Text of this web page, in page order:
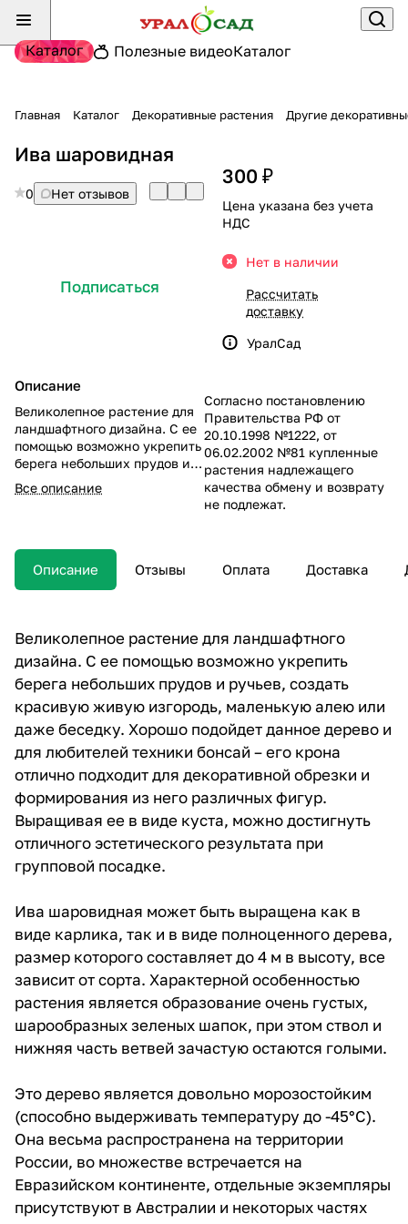
Каталог Полезные видеоКаталог
Главная Каталог Декоративные растения Другие
Ива шаровидная
0 Нет отзывов
Подписаться
Описание
Великолепное растение для
ландшафтного дизайна. С ее
помощью возможно укрепить
берега небольших прудов и
ручьев, создать красивую
живую изгородь, маленькую
дерево и для любителей
техники бонсай – его крона
отлично подходит для
различных фигур.
Все описание
300 ₽
Цена указана без учета
НДС
Нет в наличии
Рассчитать
доставку
УралСад
Согласно постановлению
Правительства РФ от
20.10.1998 №1222, от
06.02.2002 №81 купленные
растения надлежащего
качества обмену и возврату
не подлежат.
Описание Отзывы Оплата Доставка
Великолепное растение для ландшафтного
дизайна. С ее помощью возможно укрепить
берега небольших прудов и ручьев, создать
красивую живую изгородь, маленькую алею или
даже беседку. Хорошо подойдет данное дерево и
для любителей техники бонсай – его крона
отлично подходит для декоративной обрезки и
формирования из него различных фигур.
Выращивая ее в виде куста, можно достигнуть
отличного эстетического результата при
групповой посадке.
Ива шаровидная может быть выращена как в
виде карлика, так и в виде полноценного дерева,
размер которого составляет до 4 м в высоту, все
зависит от сорта. Характерной особенностью
растения является образование очень густых,
шарообразных зеленых шапок, при этом ствол и
нижняя часть ветвей зачастую остаются голыми.
Это дерево является довольно морозостойким
(способно выдерживать температуру до -45°С).
Она весьма распространена на территории
России, во множестве встречается на
Евразийском континенте, отдельные экземпляры
присутствуют в Австралии и некоторых частях